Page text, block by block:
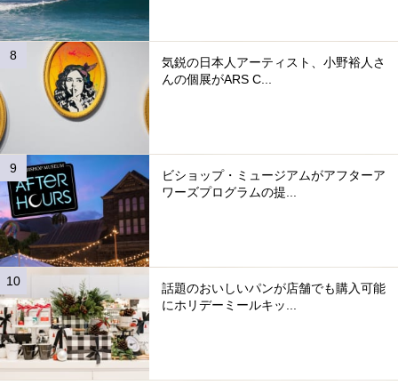
気鋭の日本人アーティスト、小野裕人さ
んの個展がARS C...
ビショップ・ミュージアムがアフターア
ワーズプログラムの提...
話題のおいしいパンが店舗でも購入可能
にホリデーミールキッ...